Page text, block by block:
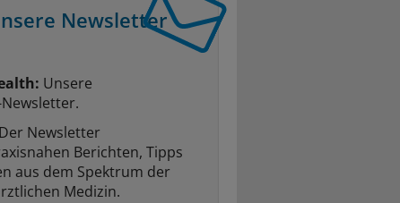
Newsletter
Unsere
Der Newsletter
Berichten, Tipps
aus dem Spektrum der
Medizin.